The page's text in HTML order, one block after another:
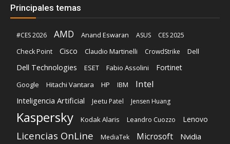
Principales temas
#CES 2026 AMD Anand Eswaran ASUS
CES 2025
Check Point
Cisco Claudio Martinelli CrowdStrike Dell
Dell Technologies ESET Fabio Assolini Fortinet
Google Hitachi Vantara HP IBM Intel
Inteligencia Artificial Jeetu Patel Jensen Huang
Kaspersky Kodak Alaris Leandro Cuozzo Lenovo
Licencias OnLine MediaTek Microsoft Nvidia